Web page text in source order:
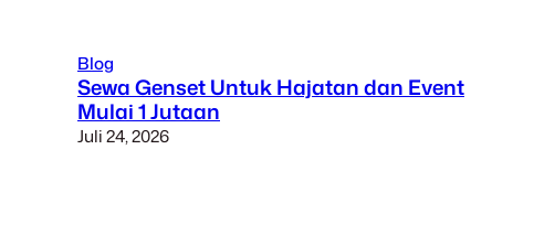
Blog
Sewa Genset Untuk Hajatan dan Event
Mulai 1 Jutaan
Juli 24, 2026